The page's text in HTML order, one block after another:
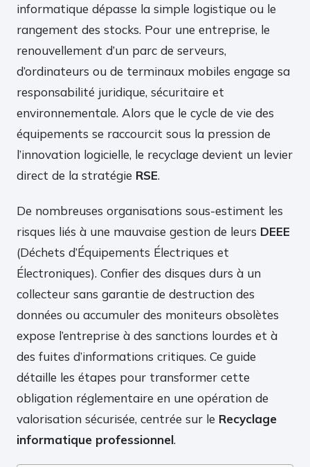
informatique dépasse la simple logistique ou le
rangement des stocks. Pour une entreprise, le
renouvellement d’un parc de serveurs,
d’ordinateurs ou de terminaux mobiles engage sa
responsabilité juridique, sécuritaire et
environnementale. Alors que le cycle de vie des
équipements se raccourcit sous la pression de
l’innovation logicielle, le recyclage devient un levier
direct de la stratégie RSE.
De nombreuses organisations sous-estiment les
risques liés à une mauvaise gestion de leurs DEEE
(Déchets d’Équipements Électriques et
Électroniques). Confier des disques durs à un
collecteur sans garantie de destruction des
données ou accumuler des moniteurs obsolètes
expose l’entreprise à des sanctions lourdes et à
des fuites d’informations critiques. Ce guide
détaille les étapes pour transformer cette
obligation réglementaire en une opération de
valorisation sécurisée, centrée sur le Recyclage
informatique professionnel.